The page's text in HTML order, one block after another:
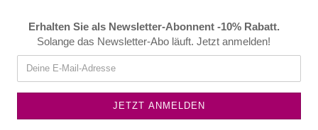
Erhalten Sie als Newsletter-Abonnent -10% Rabatt.
Solange das Newsletter-Abo läuft. Jetzt anmelden!